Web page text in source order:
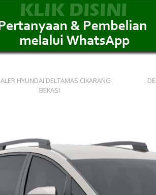
HYUNDAI DELTAMAS CIKARANG
BEKASI